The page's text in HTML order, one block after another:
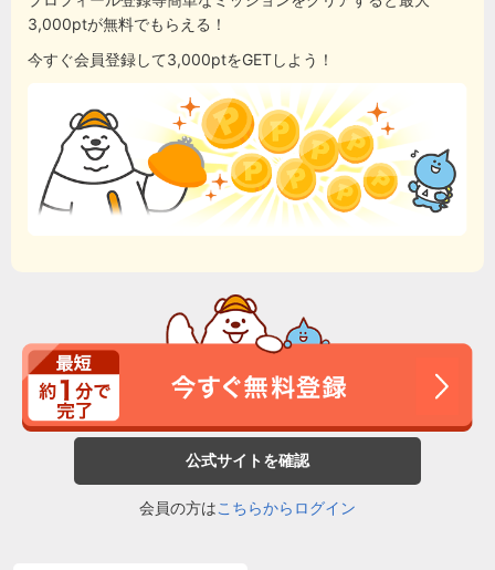
3,000ptが無料でもらえる！
今すぐ会員登録して3,000ptをGETしよう！
公式サイトを確認
会員の方はこちらからログイン